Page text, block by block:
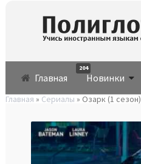
Главная Новинки
204
Главная » Сериалы » Озарк (1 сезон)